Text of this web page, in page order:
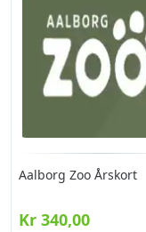
Aalborg Zoo Årskort
Kr 340,00